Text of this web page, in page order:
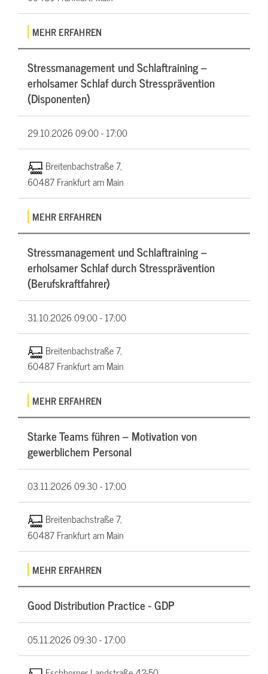
MEHR ERFAHREN
Stressmanagement und Schlaftraining –
erholsamer Schlaf durch Stressprävention
(Disponenten)
29.10.202609:00 - 17:00
Breitenbachstraße 7,
60487 Frankfurt am Main
MEHR ERFAHREN
Stressmanagement und Schlaftraining –
erholsamer Schlaf durch Stressprävention
(Berufskraftfahrer)
31.10.202609:00 - 17:00
Breitenbachstraße 7,
60487 Frankfurt am Main
MEHR ERFAHREN
Starke Teams führen – Motivation von
gewerblichem Personal
03.11.202609:30 - 17:00
Breitenbachstraße 7,
60487 Frankfurt am Main
MEHR ERFAHREN
Good Distribution Practice - GDP
05.11.202609:30 - 17:00